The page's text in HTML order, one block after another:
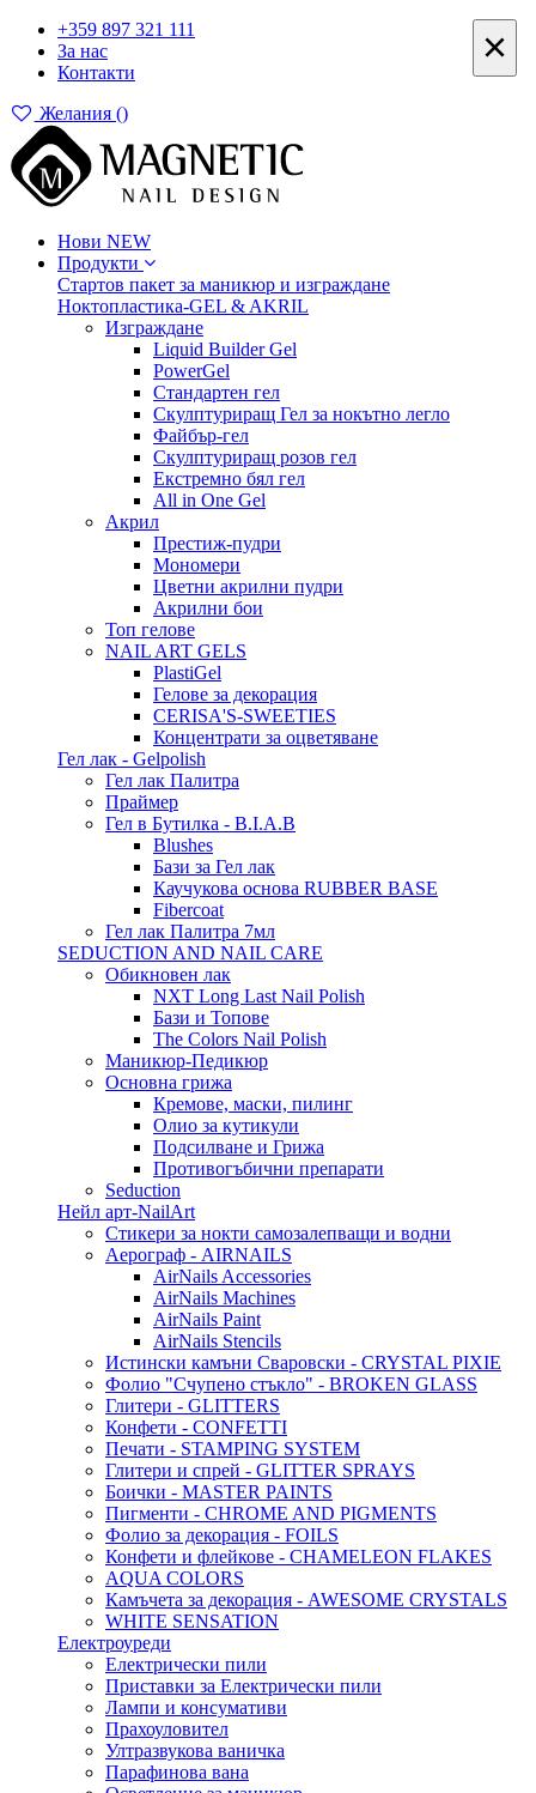
+359 897 321 111
За нас
Контакти
Желания ()
Нови NEW
Продукти
Стартов пакет за маникюр и изграждане
Ноктопластика-GEL & AKRIL
Изграждане
Liquid Builder Gel
PowerGel
Стандартен гел
Скулптуриращ Гел за нокътно легло
Файбър-гел
Скулптуриращ розов гел
Екстремно бял гел
All in One Gel
Акрил
Престиж-пудри
Мономери
Цветни акрилни пудри
Акрилни бои
Топ гелове
NAIL ART GELS
PlastiGel
Гелове за декорация
CERISA'S-SWEETIES
Концентрати за оцветяване
Гел лак - Gelpolish
Гел лак Палитра
Праймер
Гел в Бутилка - B.I.A.B
Blushes
Бази за Гел лак
Каучукова основа RUBBER BASE
Fibercoat
Гел лак Палитра 7мл
SEDUCTION AND NAIL CARE
Обикновен лак
NXT Long Last Nail Polish
Бази и Топове
The Colors Nail Polish
Маникюр-Педикюр
Основна грижа
Кремове, маски, пилинг
Олио за кутикули
Подсилване и Грижа
Противогъбични препарати
Seduction
Нейл арт-NailArt
Стикери за нокти самозалепващи и водни
Аерограф - AIRNAILS
AirNails Accessories
AirNails Machines
AirNails Paint
AirNails Stencils
Истински камъни Сваровски - CRYSTAL PIXIE
Фолио "Счупено стъкло" - BROKEN GLASS
Глитери - GLITTERS
Конфети - CONFETTI
Печати - STAMPING SYSTEM
Глитери и спрей - GLITTER SPRAYS
Боички - MASTER PAINTS
Пигменти - CHROME AND PIGMENTS
Фолио за декорация - FOILS
Конфети и флейкове - CHAMELEON FLAKES
AQUA COLORS
Камъчета за декорация - AWESOME CRYSTALS
WHITE SENSATION
Електроуреди
Електрически пили
Приставки за Електрически пили
Лампи и консумативи
Прахоуловител
Ултразвукова ваничка
Парафинова вана
×